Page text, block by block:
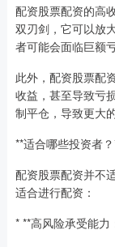
配资股票配资的高
双刃剑，它可以放
者可能会面临巨额
此外，配资股票配
收益，甚至导致亏
制平仓，导致更大
**适合哪些投资者
配资股票配资并不
适合进行配资：
* **高风险承受能力